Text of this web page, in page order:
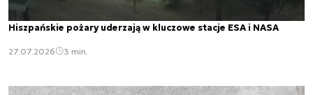
Hiszpańskie pożary uderzają w kluczowe stacje ESA i NASA
27.07.2026 3 min.